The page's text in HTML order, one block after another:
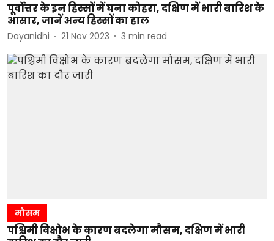
पूर्वोत्तर के इन हिस्सों में घना कोहरा, दक्षिण में भारी बारिश के
आसार, जानें अन्य हिस्सों का हाल
Dayanidhi 21 Nov 2023 3 min read
मौसम
पश्चिमी विक्षोभ के कारण बदलेगा मौसम, दक्षिण में भारी